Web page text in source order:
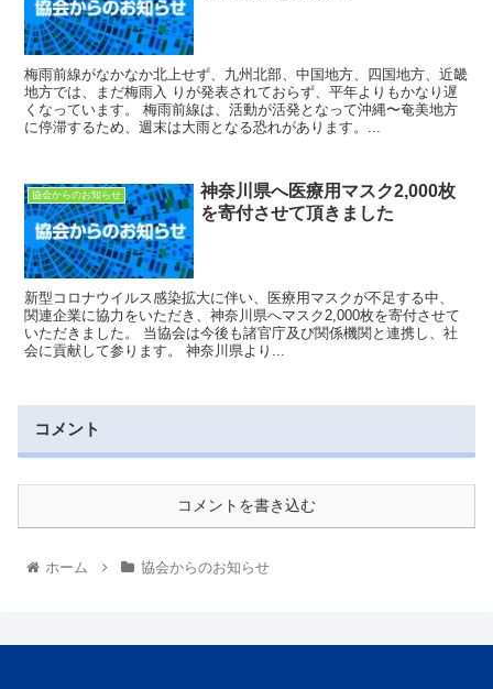
梅雨前線がなかなか北上せず、九州北部、中国地方、四国地方、近畿
地方では、まだ梅雨入 りが発表されておらず、平年よりもかなり遅
くなっています。 梅雨前線は、活動が活発となって沖縄〜奄美地方
に停滞するため、週末は大雨となる恐れがあります。...
協会からのお知らせ
神奈川県へ医療用マスク2,000枚
を寄付させて頂きました
新型コロナウイルス感染拡大に伴い、医療用マスクが不足する中、
関連企業に協力をいただき、神奈川県へマスク2,000枚を寄付させて
いただきました。 当協会は今後も諸官庁及び関係機関と連携し、社
会に貢献して参ります。 神奈川県より...
コメント
コメントを書き込む
ホーム 協会からのお知らせ